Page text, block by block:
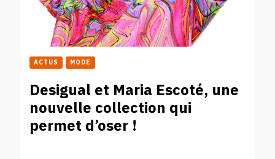
ACTUS MODE
Desigual et Maria Escoté, une
nouvelle collection qui
permet d’oser !